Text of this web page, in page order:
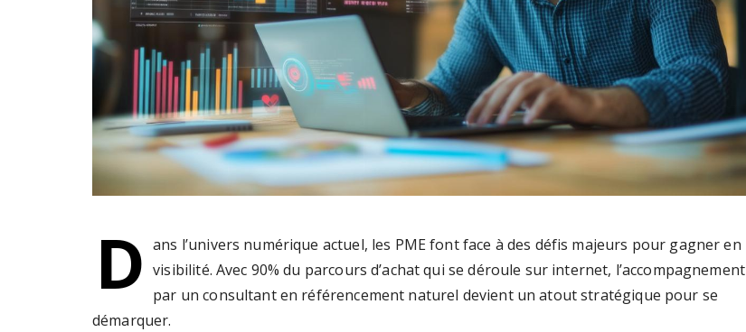
D ans l’univers numérique actuel, les PME font face à des défis majeurs pour gagner en
visibilité. Avec 90% du parcours d’achat qui se déroule sur internet, l’accompagnement
par un consultant en référencement naturel devient un atout stratégique pour se
démarquer.